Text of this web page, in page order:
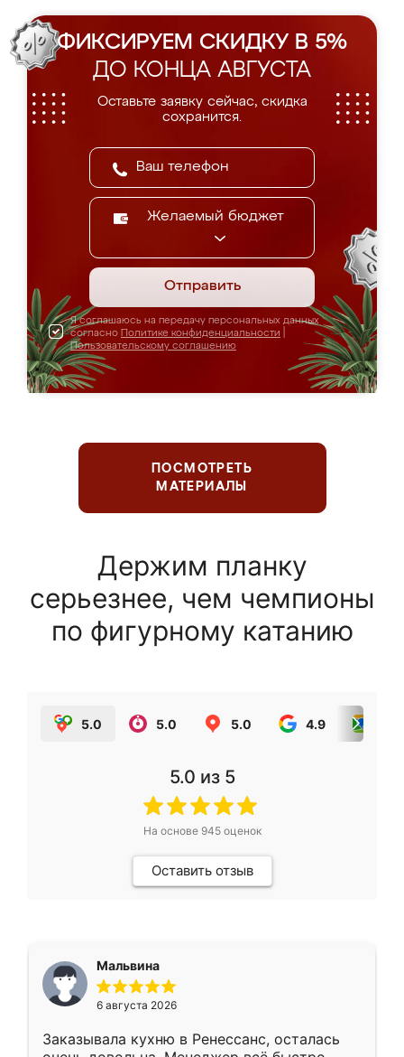
ФИКСИРУЕМ СКИДКУ В 5%
ДО КОНЦА АВГУСТА
Оставьте заявку сейчас, скидка
сохранится.
Желаемый бюджет
Отправить
Я соглашаюсь на передачу персональных данных
согласно Политике конфиденциальности
Пользовательскому соглашению
ПОСМОТРЕТЬ
МАТЕРИАЛЫ
Держим планку
серьезнее, чем чемпионы
по фигурному катанию
5.0 5.0 5.0 4.9
5.0 из 5
На основе 945оценок
Оставить отзыв
Мальвина
6 августа 2026
Заказывала кухню в Ренессанс, осталась